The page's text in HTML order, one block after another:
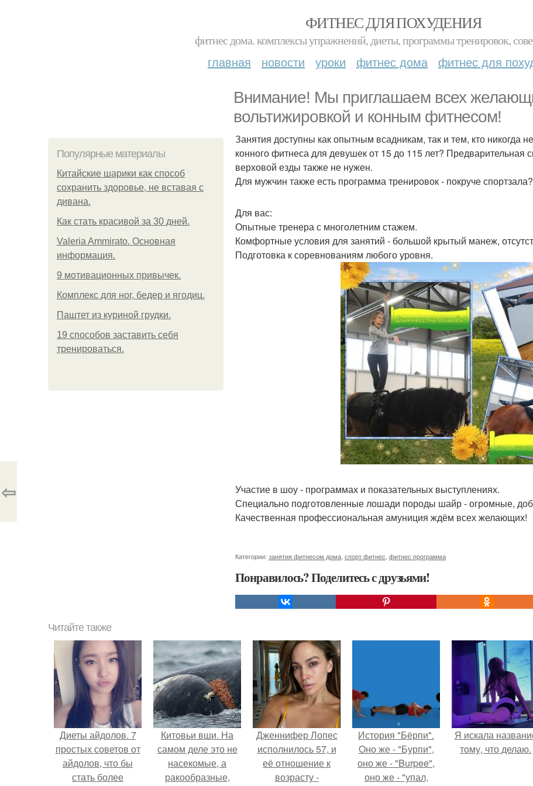
ФИТНЕС ДЛЯ ПОХУДЕНИЯ
фитнес дома. комплексы упражнений, диеты, программы тренировок,
главная новости уроки фитнес дома фитнес для
Внимание! Мы приглашаем всех
вольтижировкой и конным фитнесом!
Популярные материалы
Китайские шарики как способ
сохранить здоровье, не вставая с
дивана.
Как стать красивой за 30 дней.
Valeria Ammirato. Основная
информация.
9 мотивационных привычек.
Комплекс для ног, бедер и ягодиц.
Паштет из куриной грудки.
19 способов заставить себя
тренироваться.
Занятия доступны как опытным всадникам, так и тем, кто никогда
конного фитнеса для девушек от 15 до 115 лет? Предварительная
верховой езды также не нужен.
Для мужчин также есть программа тренировок - покруче спортзала?
Для вас:
Опытные тренера с многолетним стажем.
Комфортные условия для занятий - большой крытый манеж,
Подготовка к соревнованиям любого уровня.
Участие в шоу - программах и показательных выступлениях.
Специально подготовленные лошади породы шайр - огромные,
Качественная профессиональная амуниция ждём всех желающих!
Категории: занятия фитнесом дома спорт фитнес фитнес программа
Понравилось? Поделитесь с друзьями!
⇦
Читайте также
Диеты айдолов. 7
простых советов от
айдолов, что бы
стать более
Китовьи вши. На
самом деле это не
насекомые, а
ракообразные,
Дженнифер Лопес
исполнилось 57, и
её отношение к
возрасту -
История "Бёрпи".
Оно же - "Бурпи",
оно же - "Burpee",
оно же - "упал,
Я искала
тому, что делаю.